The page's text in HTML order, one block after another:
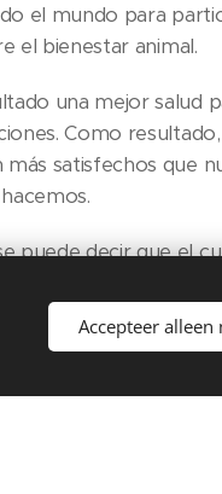
el mundo para
el bienestar animal.
una mejor salud
Como
satisfechos que
puede decir que el
¿Coincidencia o
Accepteer